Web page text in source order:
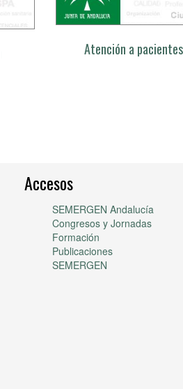
Atención a
Accesos
SEMERGEN Andalucía
Congresos y Jornadas
Formación
Publicaciones
SEMERGEN